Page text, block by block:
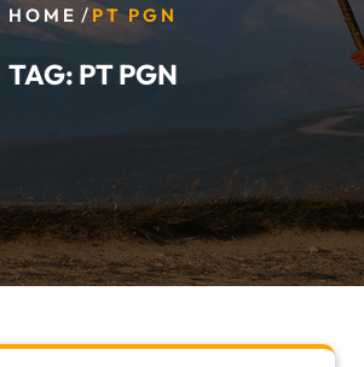
HOME / PT PGN
TAG: PT PGN